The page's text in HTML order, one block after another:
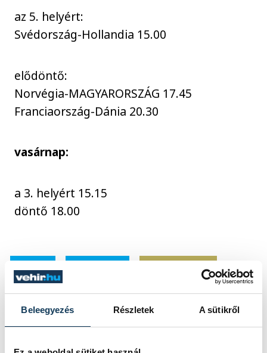
Beleegyezés Részletek A sütikről
az 5. helyért:
Svédország-Hollandia 15.00
elődöntő:
Norvégia-MAGYARORSZÁG 17.45
Franciaország-Dánia 20.30
vasárnap:
a 3. helyért 15.15
döntő 18.00
sport kézilabda
ország-világ
női kézilabda-válogatott